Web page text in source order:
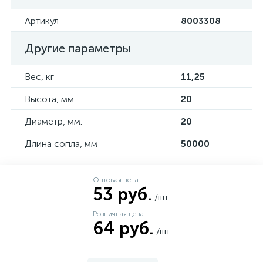
Артикул 8003308
Другие параметры
Вес, кг
11,25
Высота, мм
20
Диаметр, мм.
20
Длина сопла, мм
50000
Оптовая цена
53 руб. /шт
Розничная цена
64 руб. /шт